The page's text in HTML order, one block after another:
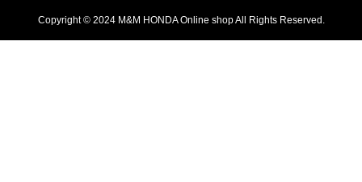
Copyright © 2024 M&M HONDA Online shop All Rights Reserved.